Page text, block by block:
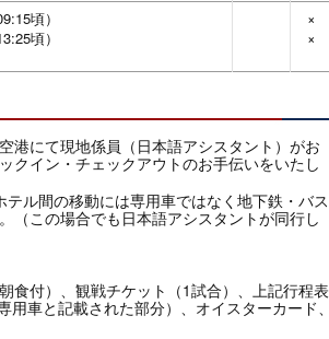
頃）
頃）
×
×
港にて現地係員（日本語アシスタント）がお
クイン・チェックアウトのお手伝いをいたし
ル間の移動には専用車ではなく地下鉄・バス
（この場合でも日本語アシスタントが同行し
食付）、観戦チケット（1試合）、上記行程表
車と記載された部分）、オイスターカード、